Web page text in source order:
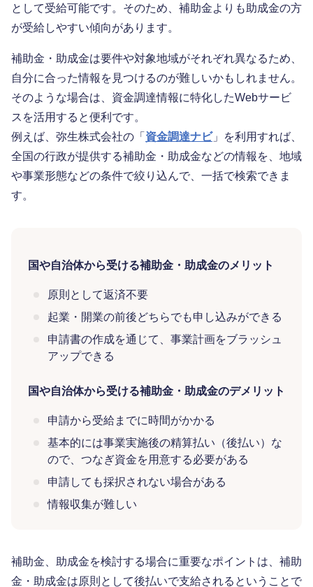
として受給可能です。そのため、補助金よりも助成金の方
が受給しやすい傾向があります。
補助金・助成金は要件や対象地域がそれぞれ異なるため、
自分に合った情報を見つけるのが難しいかもしれません。
そのような場合は、資金調達情報に特化したWebサービ
スを活用すると便利です。
例えば、弥生株式会社の「 資金調達ナビ」を利用すれば、
全国の行政が提供する補助金・助成金などの情報を、地域
や事業形態などの条件で絞り込んで、一括で検索できま
す。
国や自治体から受ける補助金・助成金のメリット
原則として返済不要
起業・開業の前後どちらでも申し込みができる
申請書の作成を通じて、事業計画をブラッシュ
アップできる
国や自治体から受ける補助金・助成金のデメリット
申請から受給までに時間がかかる
基本的には事業実施後の精算払い（後払い）な
ので、つなぎ資金を用意する必要がある
申請しても採択されない場合がある
情報収集が難しい
補助金、助成金を検討する場合に重要なポイントは、補助
金・助成金は原則として後払いで支給されるということで